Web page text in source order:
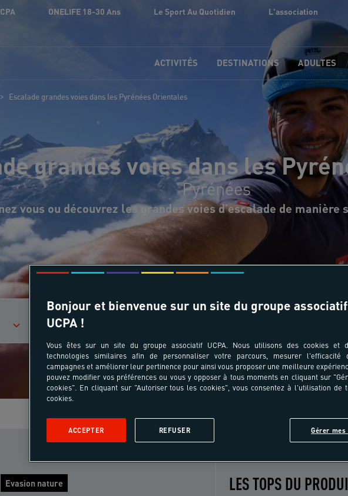
ONELIFE 18-30 Ans Le Sport Au Quotidien L'association
ACTIVITÉS DESTINATIONS ADULTES
> Escalade grandes voies dans les Pyrénées Orientales
grandes voies dans les
Pyrénées
vous ou découvrez les grandes voies d’escalade de
PARTICIPANTS ET ÂGES
Qui participe au séjour ?
TRANSPORT
Evasion nature LES TOPS DU
Bonjour et bienvenue sur un site du groupe associatif
UCPA !
Vous êtes sur un site du groupe associatif UCPA. Nous utilisons des cookies et
technologies similaires afin de personnaliser votre parcours, mesurer l'efficacité
campagnes et améliorer leur pertinence pour ainsi vous proposer une meilleure
pouvez modifier vos préférences ou vous y opposer à tous moments en cliquant sur
cookies". En cliquant sur "Autoriser tous les cookies", vous consentez à l'utilisation de
cookies.
Gérer mes
REFUSER
ACCEPTER